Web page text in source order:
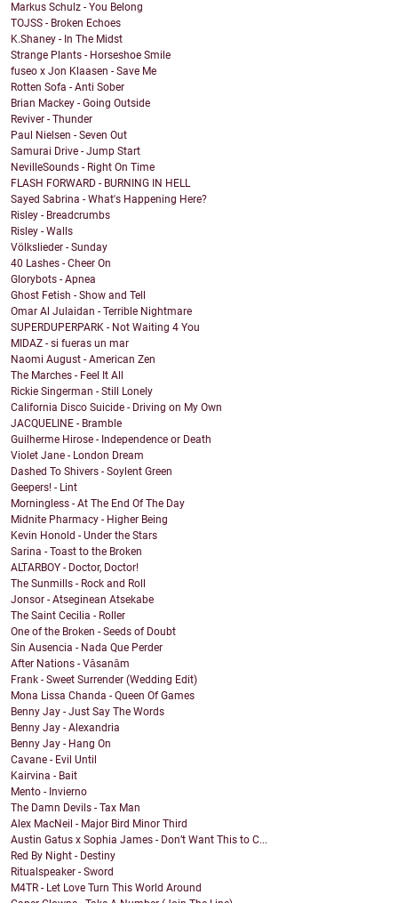
Markus Schulz - You Belong
TOJSS - Broken Echoes
K.Shaney - In The Midst
Strange Plants - Horseshoe Smile
fuseo x Jon Klaasen - Save Me
Rotten Sofa - Anti Sober
Brian Mackey - Going Outside
Reviver - Thunder
Paul Nielsen - Seven Out
Samurai Drive - Jump Start
NevilleSounds - Right On Time
FLASH FORWARD - BURNING IN HELL
Sayed Sabrina - What's Happening Here?
Risley - Breadcrumbs
Risley - Walls
Völkslieder - Sunday
40 Lashes - Cheer On
Glorybots - Apnea
Ghost Fetish - Show and Tell
Omar Al Julaidan - Terrible Nightmare
SUPERDUPERPARK - Not Waiting 4 You
MIDAZ - si fueras un mar
Naomi August - American Zen
The Marches - Feel It All
Rickie Singerman - Still Lonely
California Disco Suicide - Driving on My Own
JACQUELINE - Bramble
Guilherme Hirose - Independence or Death
Violet Jane - London Dream
Dashed To Shivers - Soylent Green
Geepers! - Lint
Morningless - At The End Of The Day
Midnite Pharmacy - Higher Being
Kevin Honold - Under the Stars
Sarina - Toast to the Broken
ALTARBOY - Doctor, Doctor!
The Sunmills - Rock and Roll
Jonsor - Atseginean Atsekabe
The Saint Cecilia - Roller
One of the Broken - Seeds of Doubt
Sin Ausencia - Nada Que Perder
After Nations - Vāsanām
Frank - Sweet Surrender (Wedding Edit)
Mona Lissa Chanda - Queen Of Games
Benny Jay - Just Say The Words
Benny Jay - Alexandria
Benny Jay - Hang On
Cavane - Evil Until
Kairvina - Bait
Mento - Invierno
The Damn Devils - Tax Man
Alex MacNeil - Major Bird Minor Third
Austin Gatus x Sophia James - Don’t Want This to C...
Red By Night - Destiny
Ritualspeaker - Sword
M4TR - Let Love Turn This World Around